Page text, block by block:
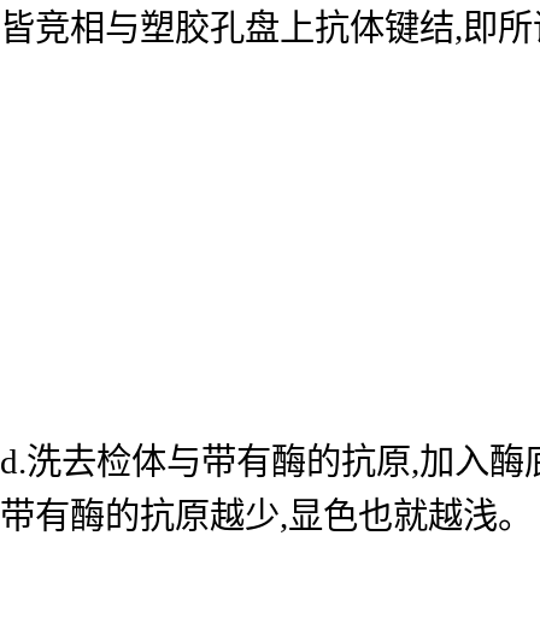
皆竞相与塑胶孔盘上抗体键结,即
d.洗去检体与带有酶的抗原,加入
带有酶的抗原越少,显色也就越浅。